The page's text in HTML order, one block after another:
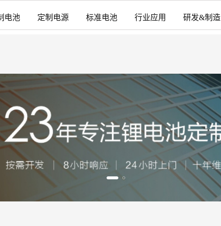
电池 定制电源 标准电池 行业应用 研发&制造